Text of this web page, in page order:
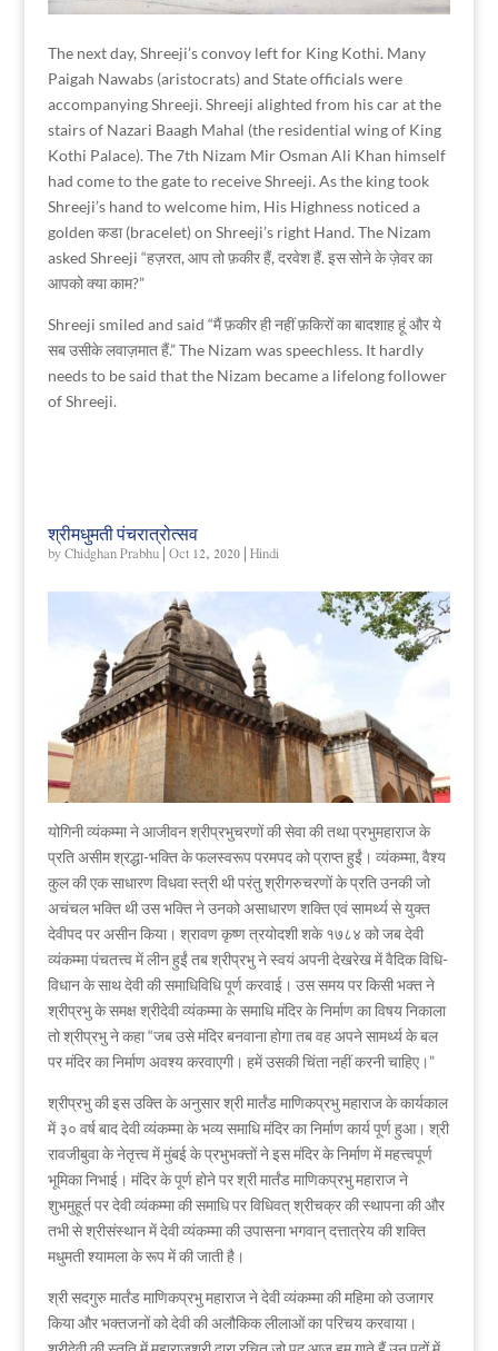
The next day, Shreeji’s convoy left for King Kothi. Many
Paigah Nawabs (aristocrats) and State officials were
accompanying Shreeji. Shreeji alighted from his car at the
stairs of Nazari Baagh Mahal (the residential wing of King
Kothi Palace). The 7th Nizam Mir Osman Ali Khan himself
had come to the gate to receive Shreeji. As the king took
Shreeji’s hand to welcome him, His Highness noticed a
golden कडा (bracelet) on Shreeji’s right Hand. The Nizam
asked Shreeji “हज़रत, आप तो फ़कीर हैं, दरवेश हैं. इस सोने के ज़ेवर का
आपको क्या काम?”
Shreeji smiled and said “मैं फ़कीर ही नहीं फ़किरों का बादशाह हूं और ये
सब उसीके लवाज़मात हैं.” The Nizam was speechless. It hardly
needs to be said that the Nizam became a lifelong follower
of Shreeji.
श्रीमधुमती पंचरात्रोत्सव
byChidghan Prabhu| Oct 12, 2020| Hindi
योगिनी व्यंकम्मा ने आजीवन श्रीप्रभुचरणों की सेवा की तथा प्रभुमहाराज के
प्रति असीम श्रद्धा-भक्ति के फलस्वरूप परमपद को प्राप्त हुईं। व्यंकम्मा, वैश्य
कुल की एक साधारण विधवा स्त्री थी परंतु श्रीगरुचरणों के प्रति उनकी जो
अचंचल भक्ति थी उस भक्ति ने उनको असाधारण शक्ति एवं सामर्थ्य से युक्त
देवीपद पर असीन किया। श्रावण कृष्ण त्रयोदशी शके १७८४ को जब देवी
व्यंकम्मा पंचतत्त्व में लीन हुईं तब श्रीप्रभु ने स्वयं अपनी देखरेख में वैदिक विधि-
विधान के साथ देवी की समाधिविधि पूर्ण करवाई। उस समय पर किसी भक्त ने
श्रीप्रभु के समक्ष श्रीदेवी व्यंकम्मा के समाधि मंदिर के निर्माण का विषय निकाला
तो श्रीप्रभु ने कहा “जब उसे मंदिर बनवाना होगा तब वह अपने सामर्थ्य के बल
पर मंदिर का निर्माण अवश्य करवाएगी। हमें उसकी चिंता नहीं करनी चाहिए।”
श्रीप्रभु की इस उक्ति के अनुसार श्री मार्तंड माणिकप्रभु महाराज के कार्यकाल
में ३० वर्ष बाद देवी व्यंकम्मा के भव्य समाधि मंदिर का निर्माण कार्य पूर्ण हुआ। श्री
रावजीबुवा के नेतृत्त्व में मुंबई के प्रभुभक्तों ने इस मंदिर के निर्माण में महत्त्वपूर्ण
भूमिका निभाई। मंदिर के पूर्ण होने पर श्री मार्तंड माणिकप्रभु महाराज ने
शुभमुहूर्त पर देवी व्यंकम्मा की समाधि पर विधिवत् श्रीचक्र की स्थापना की और
तभी से श्रीसंस्थान में देवी व्यंकम्मा की उपासना भगवान्‌ दत्तात्रेय की शक्ति
मधुमती श्यामला के रूप में की जाती है।
श्री सदगुरु मार्तंड माणिकप्रभु महाराज ने देवी व्यंकम्मा की महिमा को उजागर
किया और भक्तजनों को देवी की अलौकिक लीलाओं का परिचय करवाया।